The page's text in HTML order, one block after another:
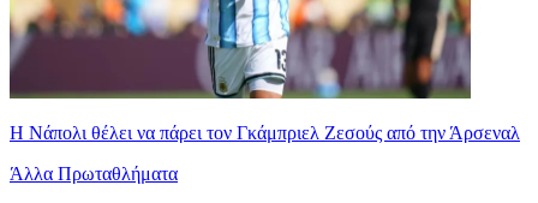
Η Νάπολι θέλει να πάρει τον Γκάμπριελ Ζεσούς από την Άρσεναλ
Άλλα Πρωταθλήματα